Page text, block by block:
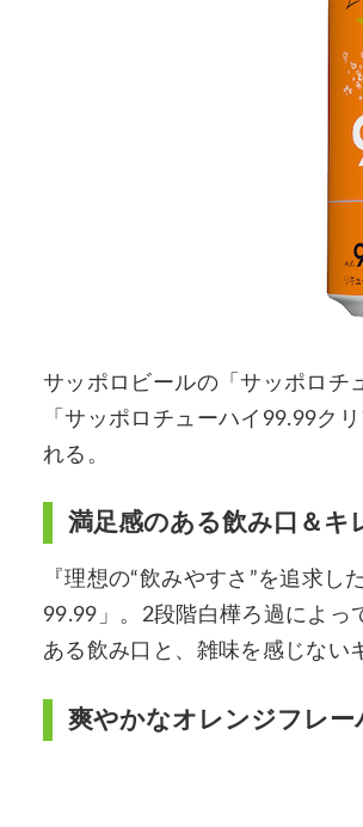
サッポロビールの「サッポロチ
「サッポロチューハイ99.99ク
れる。
満足感のある飲み口＆キ
『理想の“飲みやすさ”を追求
99.99」。2段階白樺ろ過によ
ある飲み口と、雑味を感じない
爽やかなオレンジフレー